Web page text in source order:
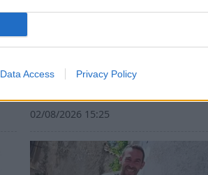
Data Access Privacy Policy
Η μαρτυρία κατοίκου από το
σπίτι μου, δεν έχω πού να
02/08/2026 15:25